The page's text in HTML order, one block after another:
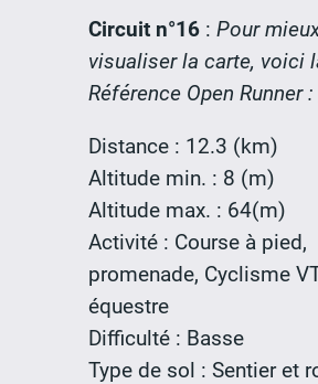
Circuit n°16: Pour
visualiser la carte, voici
Référence Open Runner :
Distance : 12.3 (km)
Altitude min. : 8 (m)
Altitude max. : 64(m)
Activité : Course à pied,
promenade, Cyclisme
équestre
Difficulté : Basse
Type de sol : Sentier et